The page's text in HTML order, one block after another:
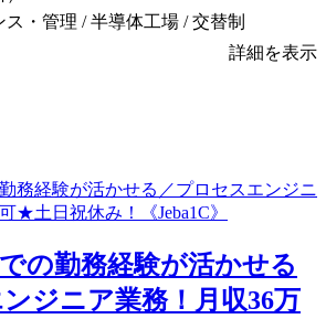
ス・管理 / 半導体工場 / 交替制
詳細を表示
の勤務経験が活かせる
ジニア業務！月収36万